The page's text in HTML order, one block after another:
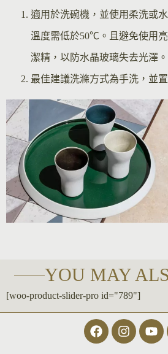
適用於洗碗機，並使用柔洗或
溫度需低於50℃。且避免使用
潔精，以防水晶玻璃失去光澤。
最佳建議洗滌方式為手洗，並
YOU MAY
[woo-product-slider-pro id="789"]